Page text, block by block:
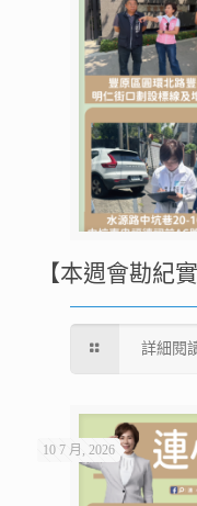
【本週會勘紀實
詳細閱
10 7 月, 2026